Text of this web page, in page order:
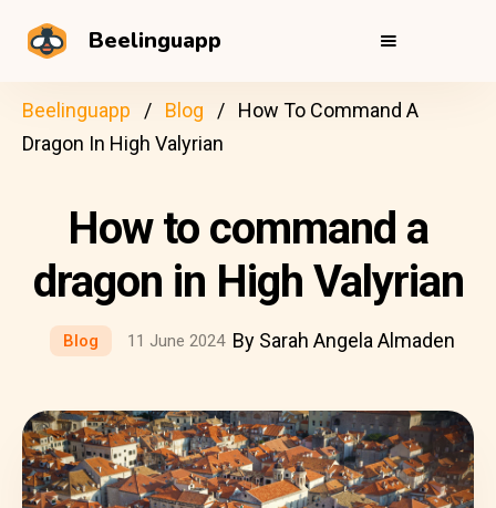
Beelinguapp
Beelinguapp Blog
How To Command A
Dragon In High Valyrian
How to command a
dragon in High Valyrian
Blog 11 June 2024 By Sarah Angela Almaden